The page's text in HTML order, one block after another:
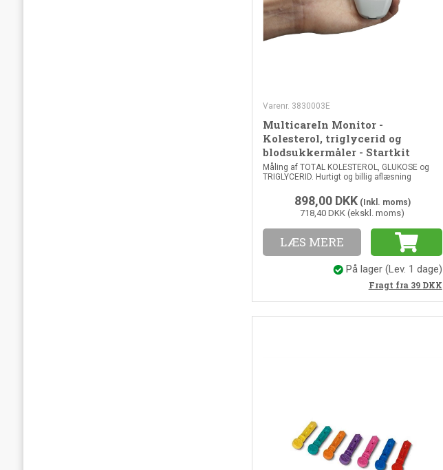
Varenr. 3830003E
MulticareIn Monitor -
Kolesterol, triglycerid og
blodsukkermåler - Startkit
Måling af TOTAL KOLESTEROL, GLUKOSE og
TRIGLYCERID. Hurtigt og billig aflæsning
898,00 DKK(Inkl. moms)
718,40 DKK (ekskl. moms)
LÆS MERE
På lager (Lev. 1 dage)
Fragt fra 39 DKK